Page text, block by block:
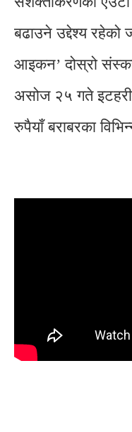
बढाउने उद्देश्य रहेको
आइकन’ दोस्रो
असोज २५ गते
रुपैयाँ बराबरका